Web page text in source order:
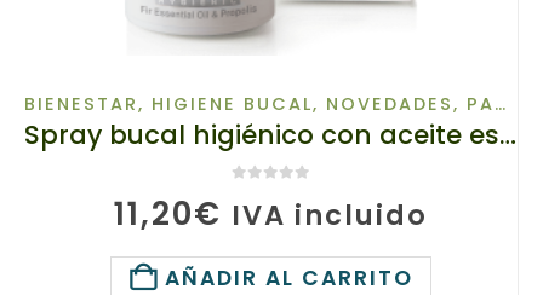
BIENESTAR, HIGIENE BUCAL, NOVEDADES, PARA TU SALUD
Spray bucal higiénico con aceite esencial de abeto y propóleo, TianDe 65914-1 , 35 g
11,20€ IVA incluido
AÑADIR AL CARRITO